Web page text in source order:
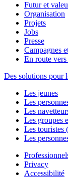
Futur et
Organisation
Projets
Jobs
Presse
Campagnes
En route
Des solutions pour
Les jeunes
Les
Les
Les groupes
Les touristes
Les
Privacy
Accessibilité